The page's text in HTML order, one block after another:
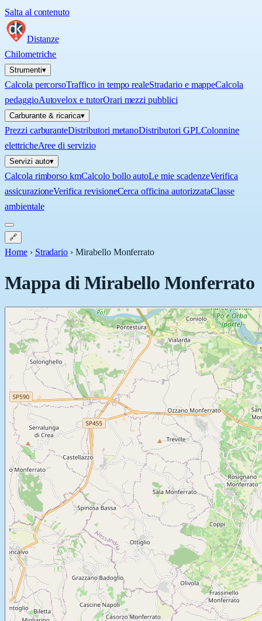
Salta al contenuto
Distanze
Chilometriche
Strumenti▾
Calcola percorsoTraffico in tempo realeStradario e mappeCalcola
pedaggioAutovelox e tutorOrari mezzi pubblici
Carburante & ricarica▾
Prezzi carburanteDistributori metanoDistributori GPLColonnine
elettricheAree di servizio
Servizi auto▾
Calcola rimborso kmCalcolo bollo autoLe mie scadenzeVerifica
assicurazioneVerifica revisioneCerca officina autorizzataClasse
ambientale
🔗
Home › Stradario ›Mirabello Monferrato
Mappa diMirabello Monferrato